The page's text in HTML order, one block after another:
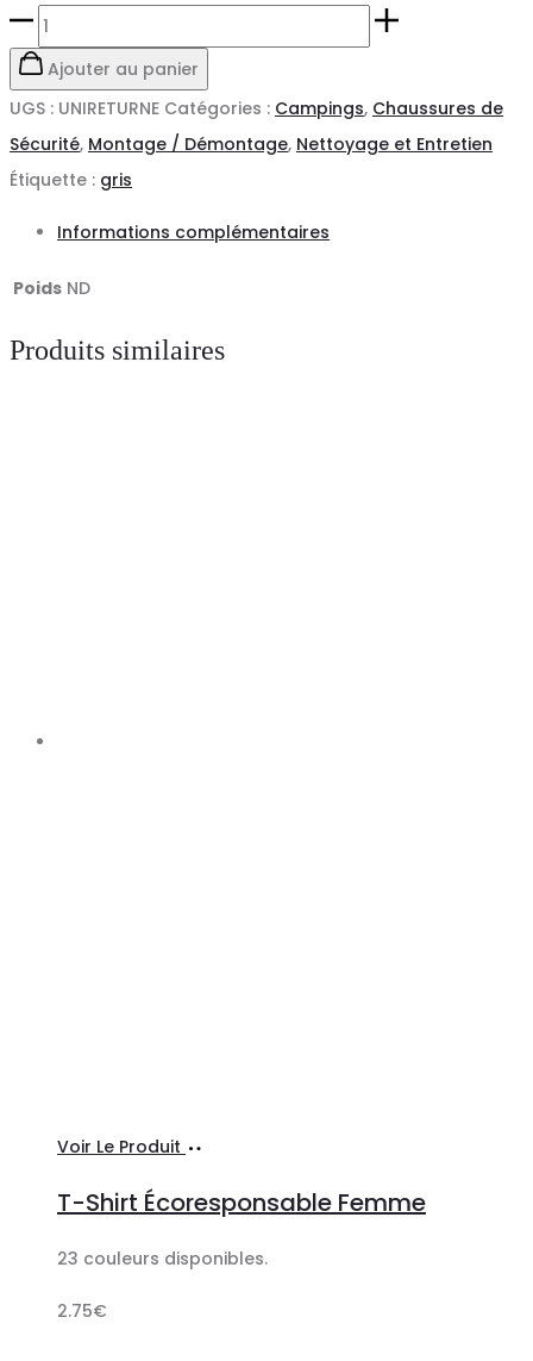
quantité
de
Chaussures
sécurité
Ajouter au panier
UGS : UNIRETURNE Catégories : Campings, Chaussures de
Sécurité, Montage / Démontage, Nettoyage et Entretien
Étiquette : gris
Informations complémentaires
Poids ND
Produits similaires
Voir Le Produit
panier
T-Shirt Écoresponsable Femme
23 couleurs disponibles.
2.75€